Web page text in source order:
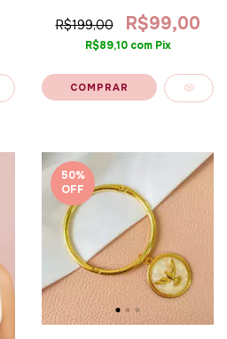
R$199,00
R$99,00
R$89,10 com Pix
50%
OFF